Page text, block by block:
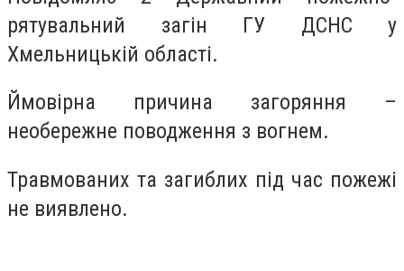
рятувальний загін ГУ ДСНС у
Хмельницькій області.
Ймовірна причина загоряння –
необережне поводження з вогнем.
Травмованих та загиблих під час пожежі
не виявлено.